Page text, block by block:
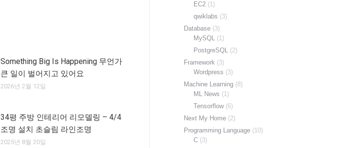
Something Big Is Happening 무언가
큰 일이 벌어지고 있어요
2026년 2월 12일
34평 주방 인테리어 리모델링 – 4/4
조명 설치 초슬림 라인조명
2025년 8월 20일
EC2 (1)
qwiklabs (3)
Database (3)
MySQL (1)
PostgreSQL (2)
Framework (3)
Wordpress (3)
Machine Learning (8)
ML News (1)
Tensorflow(6)
Next My Home (2)
Programming Language (10)
C (3)